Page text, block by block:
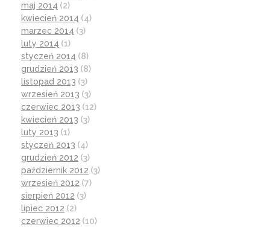
maj 2014 (2)
kwiecień 2014 (4)
marzec 2014 (3)
luty 2014 (1)
styczeń 2014 (8)
grudzień 2013 (8)
listopad 2013 (3)
wrzesień 2013 (3)
czerwiec 2013 (12)
kwiecień 2013 (3)
luty 2013 (1)
styczeń 2013 (4)
grudzień 2012 (3)
październik 2012 (3)
wrzesień 2012 (7)
sierpień 2012 (3)
lipiec 2012 (2)
czerwiec 2012 (10)